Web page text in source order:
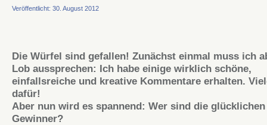
Veröffentlicht: 30. August 2012
Die Würfel sind gefallen! Zunächst einmal muss ich
Lob aussprechen: Ich habe einige wirklich schöne,
einfallsreiche und kreative Kommentare erhalten.
dafür!
Aber nun wird es spannend: Wer sind die glücklichen
Gewinner?